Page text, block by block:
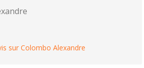
sur Colombo Alexandre